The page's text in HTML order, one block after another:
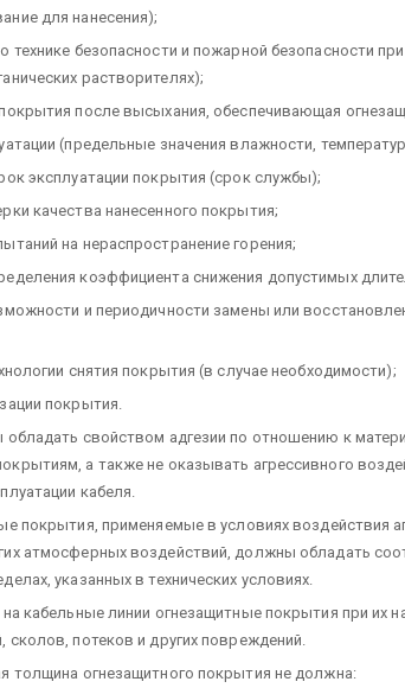
для нанесения);
технике безопасности и пожарной безопасности
растворителях);
после высыхания, обеспечивающая
(предельные значения влажности,
эксплуатации покрытия (срок службы);
качества нанесенного покрытия;
на нераспространение горения;
коэффициента снижения допустимых
и периодичности замены или
снятия покрытия (в случае необходимости);
покрытия.
свойством адгезии по отношению к
а также не оказывать агрессивного
кабеля.
покрытия, применяемые в условиях воздействия
атмосферных воздействий, должны обладать
указанных в технических условиях.
кабельные линии огнезащитные покрытия при их
сколов, потеков и других повреждений.
толщина огнезащитного покрытия не должна: